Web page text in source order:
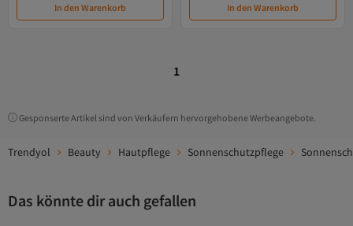
In den Warenkorb In den Warenkorb
1
Gesponserte Artikel sind von Verkäufern hervorgehobene Werbeangebote.
Trendyol Beauty Hautpflege Sonnenschutzpflege
Das könnte dir auch gefallen